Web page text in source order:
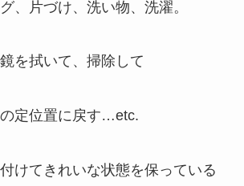
、片づけ、洗い物、洗濯。
を拭いて、掃除して
定位置に戻す…etc.
けてきれいな状態を保っている